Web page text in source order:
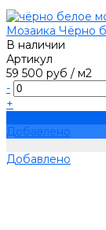
Мозаика Чёрно
В наличии
Артикул
59 500 руб / м2
-
+
Добавлено
Добавлено